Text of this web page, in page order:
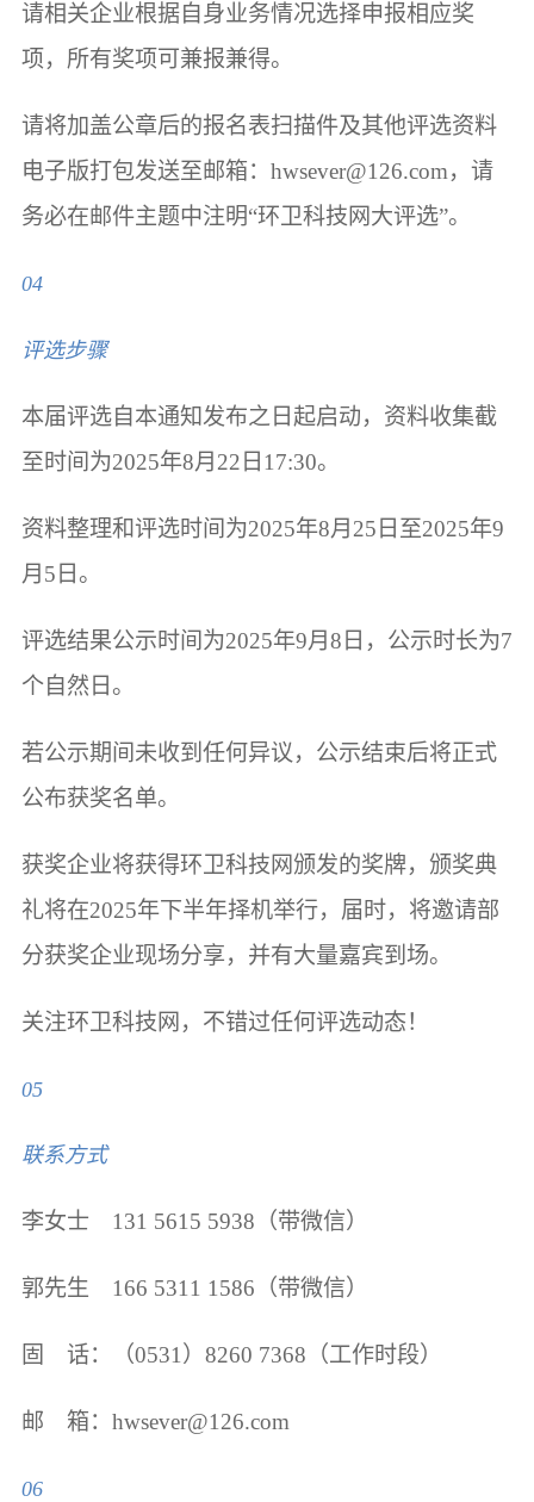
请相关企业根据自身业务情况选择申报相应奖
项，所有奖项可兼报兼得。
请将加盖公章后的报名表扫描件及其他评选资料
电子版打包发送至邮箱：hwsever@126.com，请
务必在邮件主题中注明“环卫科技网大评选”。
04
评选步骤
本届评选自本通知发布之日起启动，资料收集截
至时间为2025年8月22日17:30。
资料整理和评选时间为2025年8月25日至2025年9
月5日。
评选结果公示时间为2025年9月8日，公示时长为7
个自然日。
若公示期间未收到任何异议，公示结束后将正式
公布获奖名单。
获奖企业将获得环卫科技网颁发的奖牌，颁奖典
礼将在2025年下半年择机举行，届时，将邀请部
分获奖企业现场分享，并有大量嘉宾到场。
关注环卫科技网，不错过任何评选动态！
05
联系方式
李女士 131 5615 5938（带微信）
郭先生 166 5311 1586（带微信）
固 话：（0531）8260 7368（工作时段）
邮 箱：hwsever@126.com
06